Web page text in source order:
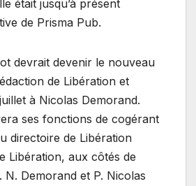
était jusqu’à présent
de Prisma Pub.
devrait devenir le nouveau
de Libération et
à Nicolas Demorand.
ses fonctions de cogérant
directoire de Libération
Libération, aux côtés de
N. Demorand et P. Nicolas